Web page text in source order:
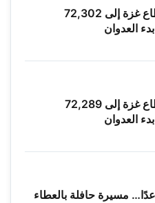
ارتفاع حصيلة الشهداء في قطاع غزة إلى 72,302
ارتفاع حصيلة الشهداء في قطاع غزة إلى 72,289
مسيرة حافلة بالعطاء